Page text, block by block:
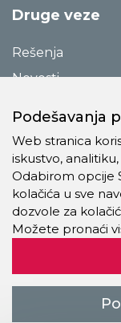
Druge veze
Rešenja
Novosti
O preduzeću
Kontakt
Pravila o
Kolačići
Autorsko pravo ©
Podešavanja
Web stranica
iskustvo,
Odabirom opcije
kolačića u sve
dozvole za
Možete pronaći